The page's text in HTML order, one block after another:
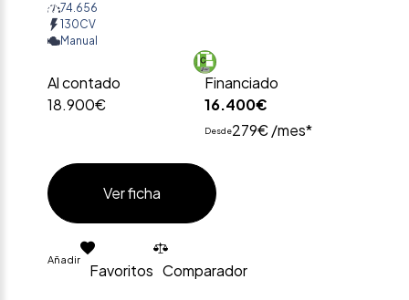
74.656
130CV
Manual
Al contado
18.900€
Financiado
16.400€
Desde279€ /mes*
Ver ficha
Añadir
Favoritos Comparador